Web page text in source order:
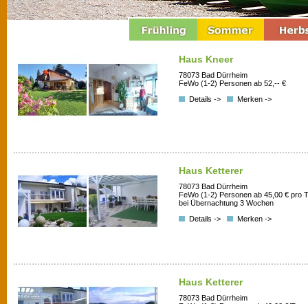
Haus Kneer
78073 Bad Dürrheim
FeWo (1-2) Personen ab 52,-- €
Details ->
Merken ->
Haus Ketterer
78073 Bad Dürrheim
FeWo (1-2) Personen ab 45,00 € pro
bei Übernachtung 3 Wochen
Details ->
Merken ->
Haus Ketterer
78073 Bad Dürrheim